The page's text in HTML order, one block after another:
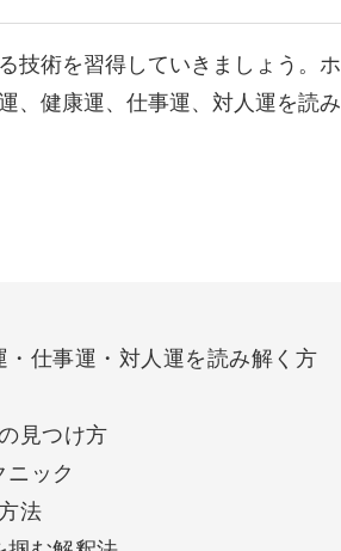
がわかり、仕事運、対人運にもつ
を紐解いていきましょう。
技術を習得していきましょう。ホ
、健康運、仕事運、対人運を読み
仕事運・対人運を読み解く方
見つけ方
ック
法